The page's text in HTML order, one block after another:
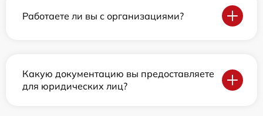
Работаете ли вы с организациями?
Какую документацию вы предоставляете
для юридических лиц?